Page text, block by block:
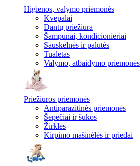
Higienos, valymo priemonės
Kvepalai
Dantų priežiūra
Šampūnai, kondicionieriai
Sauskelnės ir palutės
Tualetas
Valymo, atbaidymo priemonės
Priežiūros priemonės
Antiparazitinės priemonės
Šepečiai ir šukos
Žirklės
Kirpimo mašinėlės ir priedai